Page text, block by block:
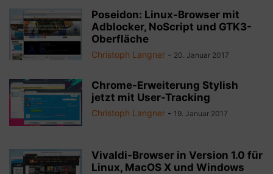
Poseidon: Linux-Browser mit
Adblocker, NoScript und GTK3-
Oberfläche
Christoph Langner - 20. Januar 2017
Chrome-Erweiterung Stylish
jetzt mit User-Tracking
Christoph Langner - 19. Januar 2017
Vivaldi-Browser in Version 1.0 für
Linux, MacOS X und Windows